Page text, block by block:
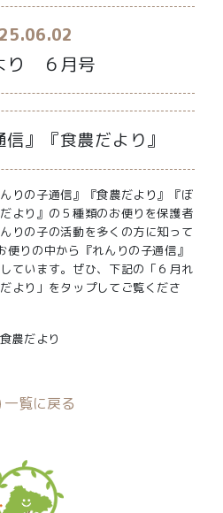
り ６月号
信』『食農だより』
りの子通信』『食農だより』『ぼ
より』の５種類のお便りを保護者
りの子の活動を多くの方に知って
りの中から『れんりの子通信』
ています。ぜひ、下記の「６月れ
より」をタップしてご覧くださ
農だより
一覧に戻る